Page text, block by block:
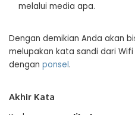
melalui media apa.
Dengan demikian Anda akan
melupakan kata sandi dari
dengan ponsel.
Akhir Kata